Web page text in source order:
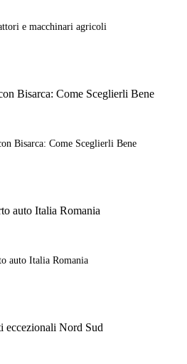
e macchinari agricoli
Bisarca: Come Sceglierli Bene
auto Italia Romania